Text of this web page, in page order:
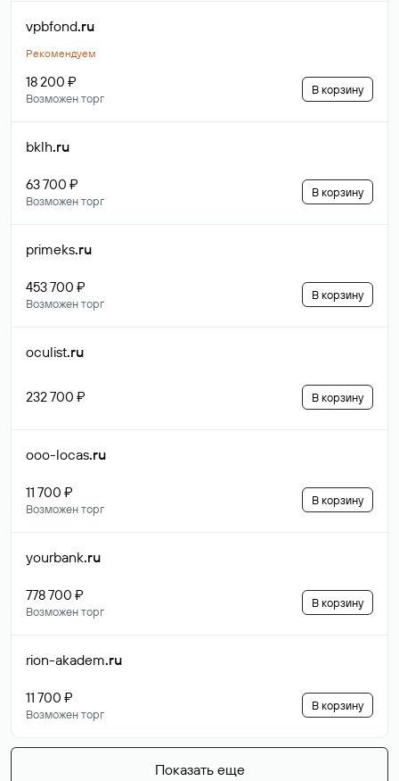
vpbfond.ru
Рекомендуем
18 200 ₽
Возможен торг
В корзину
bklh.ru
63 700 ₽
Возможен торг
В корзину
primeks.ru
453 700 ₽
Возможен торг
В корзину
oculist.ru
232 700 ₽ В корзину
ooo-locas.ru
11 700 ₽
Возможен торг
В корзину
yourbank.ru
778 700 ₽
Возможен торг
В корзину
rion-akadem.ru
11 700 ₽
Возможен торг
В корзину
Показать еще